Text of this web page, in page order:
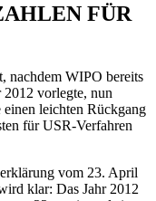
FÜR
nachdem WIPO bereits
vorlegte, nun
leichten Rückgang
für USR-Verfahren
vom 23. April
klar: Das Jahr 2012